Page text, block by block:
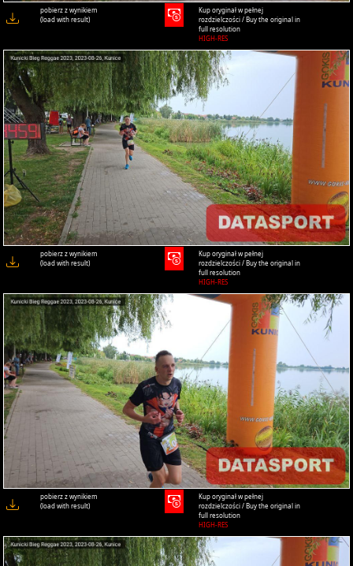
pobierz z wynikiem
(load with result)
Kup oryginał w pełnej
rozdzielczości / Buy the original in
full resolution
HIGH-RES
pobierz z wynikiem
(load with result)
Kup oryginał w pełnej
rozdzielczości / Buy the original in
full resolution
HIGH-RES
pobierz z wynikiem
(load with result)
Kup oryginał w pełnej
rozdzielczości / Buy the original in
full resolution
HIGH-RES